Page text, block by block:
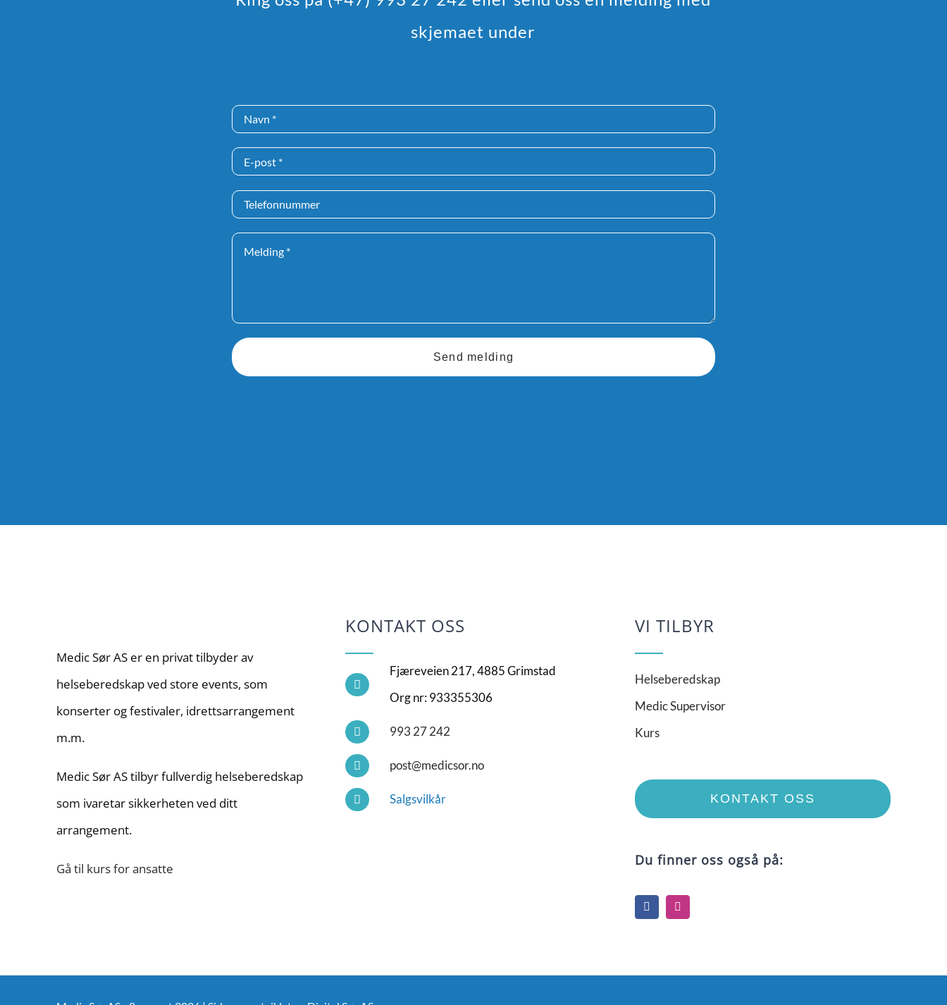
skjemaet under
Send melding
Medic Sør AS er en privat tilbyder av
helseberedskap ved store events, som
konserter og festivaler, idrettsarrangement
m.m.
Medic Sør AS tilbyr fullverdig helseberedskap
som ivaretar sikkerheten ved ditt
arrangement.
Gå til kurs for ansatte
KONTAKT OSS
Fjæreveien 217, 4885 Grimstad
Org nr: 933355306
993 27 242
post@medicsor.no
Salgsvilkår
VI TILBYR
Helseberedskap
Medic Supervisor
Kurs
KONTAKT OSS
Du finner oss også på: